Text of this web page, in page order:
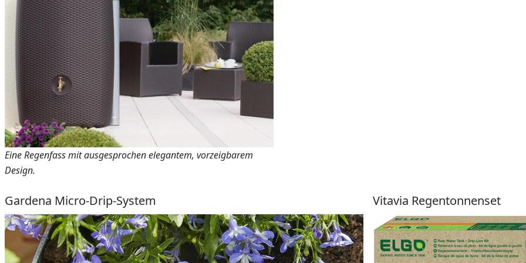
Eine Regenfass mit ausgesprochen elegantem, vorzeigbarem
Design.
Gardena Micro-Drip-System Vitavia Regentonnenset